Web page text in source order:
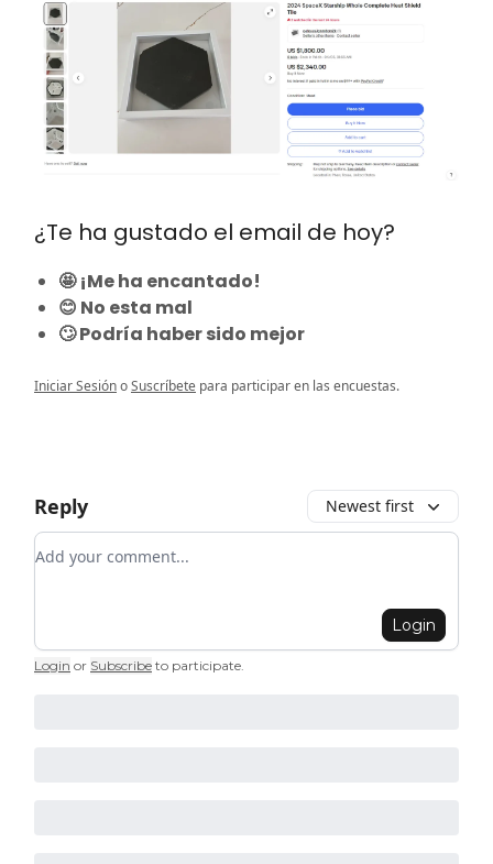
¿Te ha gustado el email de hoy?
🤩 ¡Me ha encantado!
😊 No esta mal
🙄 Podría haber sido mejor
Iniciar SesiónoSuscríbete para participar en las encuestas.
Reply Newest first
Add your comment
Login
Login or Subscribe to participate.